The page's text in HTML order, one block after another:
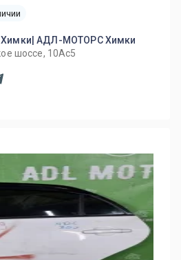
Химки| АДЛ-МОТОРС Химки
шоссе, 10Ас5